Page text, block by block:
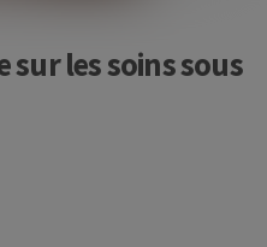
sur les soins sous